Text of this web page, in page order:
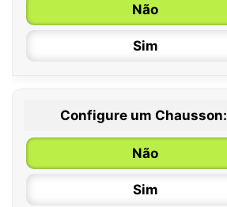
Não
Sim
0 / 6 meses
6 / 12 meses
12 / 18 meses
Configure um Chausson:
Não
Sim